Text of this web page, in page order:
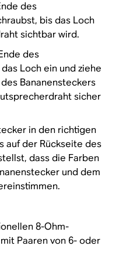
des
bis das Loch
sichtbar wird.
des
Loch ein und ziehe
Bananensteckers
sicher
in den richtigen
auf der Rückseite des
dass die Farben
und dem
8-Ohm-
Paaren von 6- oder